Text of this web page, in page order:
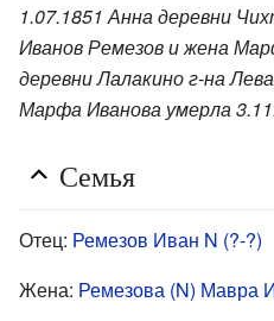
1.07.1851 Анна деревни
Иванов Ремезов и жена
деревни Лалакино г-на
Марфа Иванова умерла
Семья
Отец: Ремезов Иван N (?-?)
Жена: Ремезова (N) Мавра